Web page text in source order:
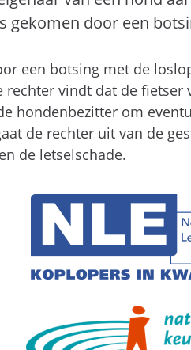
gekomen door een
een botsing met de
vindt dat de fietser
hondenbezitter om
de rechter uit van de
de letselschade.